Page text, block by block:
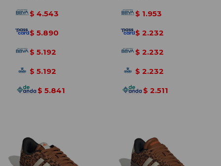
$ 4.543
$ 5.890
$ 5.192
$ 5.192
$ 5.841
$ 1.953
$ 2.232
$ 2.232
$ 2.232
$ 2.511